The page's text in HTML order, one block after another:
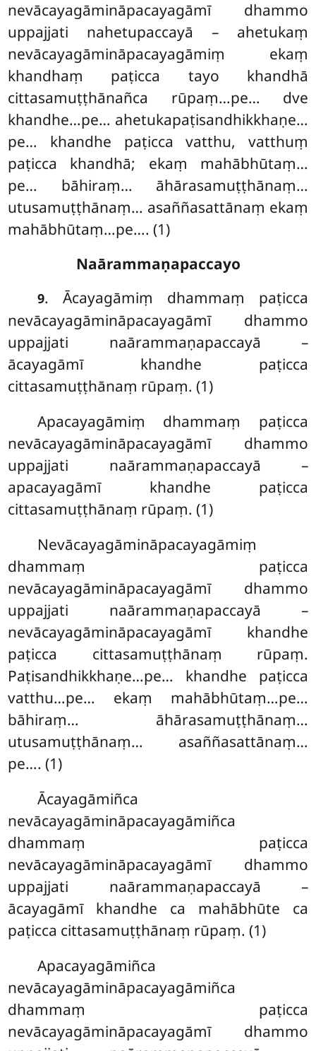
nevācayagāmināpacayagāmī dhammo
uppajjati nahetupaccayā – ahetukaṃ
nevācayagāmināpacayagāmiṃ ekaṃ
khandhaṃ paṭicca tayo khandhā
cittasamuṭṭhānañca rūpaṃ…pe… dve
khandhe…pe… ahetukapaṭisandhikkhaṇe…
pe… khandhe paṭicca vatthu, vatthuṃ
paṭicca khandhā; ekaṃ mahābhūtaṃ…
pe… bāhiraṃ… āhārasamuṭṭhānaṃ…
utusamuṭṭhānaṃ… asaññasattānaṃ ekaṃ
mahābhūtaṃ…pe…. (1)
Naārammaṇapaccayo
9. Ācayagāmiṃ dhammaṃ paṭicca
nevācayagāmināpacayagāmī dhammo
uppajjati naārammaṇapaccayā –
ācayagāmī khandhe paṭicca
cittasamuṭṭhānaṃ rūpaṃ. (1)
Apacayagāmiṃ dhammaṃ paṭicca
nevācayagāmināpacayagāmī dhammo
uppajjati naārammaṇapaccayā –
apacayagāmī khandhe paṭicca
cittasamuṭṭhānaṃ rūpaṃ. (1)
Nevācayagāmināpacayagāmiṃ
dhammaṃ paṭicca
nevācayagāmināpacayagāmī dhammo
uppajjati naārammaṇapaccayā –
nevācayagāmināpacayagāmī khandhe
paṭicca cittasamuṭṭhānaṃ rūpaṃ.
Paṭisandhikkhaṇe…pe… khandhe paṭicca
vatthu…pe… ekaṃ mahābhūtaṃ…pe…
bāhiraṃ… āhārasamuṭṭhānaṃ…
utusamuṭṭhānaṃ… asaññasattānaṃ…
pe…. (1)
Ācayagāmiñca
nevācayagāmināpacayagāmiñca
dhammaṃ paṭicca
nevācayagāmināpacayagāmī dhammo
uppajjati naārammaṇapaccayā –
ācayagāmī khandhe ca mahābhūte ca
paṭicca cittasamuṭṭhānaṃ rūpaṃ. (1)
Apacayagāmiñca
nevācayagāmināpacayagāmiñca
dhammaṃ paṭicca
nevācayagāmināpacayagāmī dhammo